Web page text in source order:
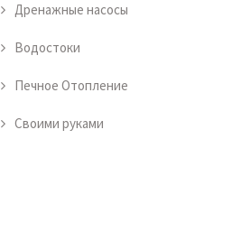
Дренажные насосы
Водостоки
Печное Отопление
Своими руками